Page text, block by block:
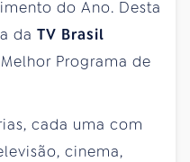
do Ano. Desta
da TV Brasil
Programa de
cada uma com
cinema,